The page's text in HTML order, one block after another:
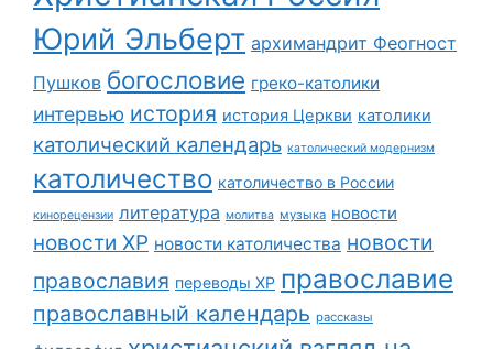
Юрий Эльберт архимандрит Феогност
Пушков богословие греко-католики
интервью история история Церкви католики
католический календарь католический модернизм
католичество католичество в России
кинорецензии литература молитва музыка новости
новости ХР новости католичества новости
православия переводы ХР православие
православный календарь рассказы